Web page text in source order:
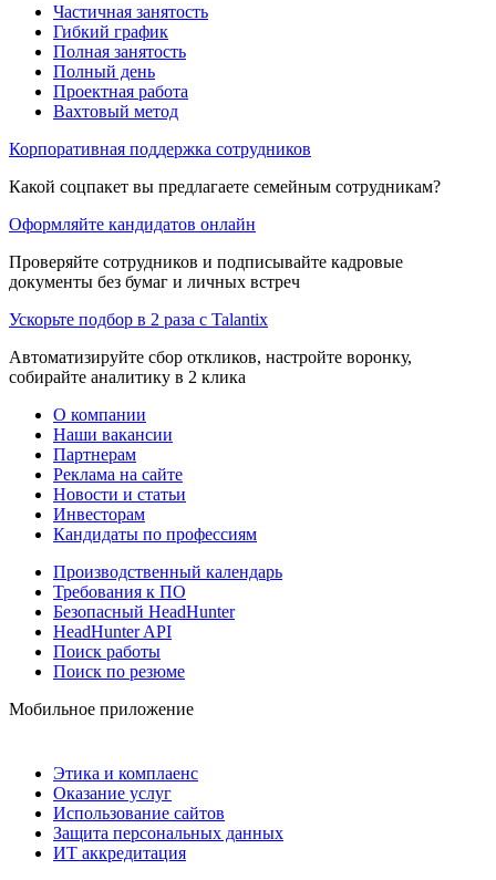
Частичная занятость
Гибкий график
Полная занятость
Полный день
Проектная работа
Вахтовый метод
Корпоративная поддержка сотрудников
Какой соцпакет вы предлагаете семейным сотрудникам?
Оформляйте кандидатов онлайн
Проверяйте сотрудников и подписывайте кадровые
документы без бумаг и личных встреч
Ускорьте подбор в 2 раза с Talantix
Автоматизируйте сбор откликов, настройте воронку,
собирайте аналитику в 2 клика
О компании
Наши вакансии
Партнерам
Реклама на сайте
Новости и статьи
Инвесторам
Кандидаты по профессиям
Производственный календарь
Требования к ПО
Безопасный HeadHunter
HeadHunter API
Поиск работы
Поиск по резюме
Мобильное приложение
Этика и комплаенс
Оказание услуг
Использование сайтов
Защита персональных данных
ИТ аккредитация